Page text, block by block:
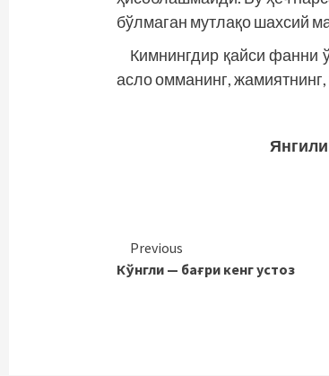
бўлмаган мутлақо шахсий
Кимнингдир қайси фанни
асло омманинг,
Continue
Reading
Previous
Кўнгли — бағри кенг устоз